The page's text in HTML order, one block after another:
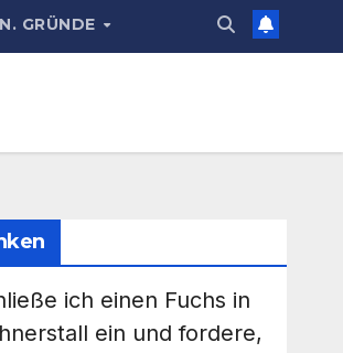
GRÜNDE
ich einen Fuchs in
ein und fordere,